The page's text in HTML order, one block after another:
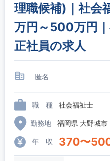
理職候補)｜社会
万円～500万円｜
正社員の求人
匿名
職 種 社会福祉士
勤務地 福岡県 大野城市
年 収 370〜